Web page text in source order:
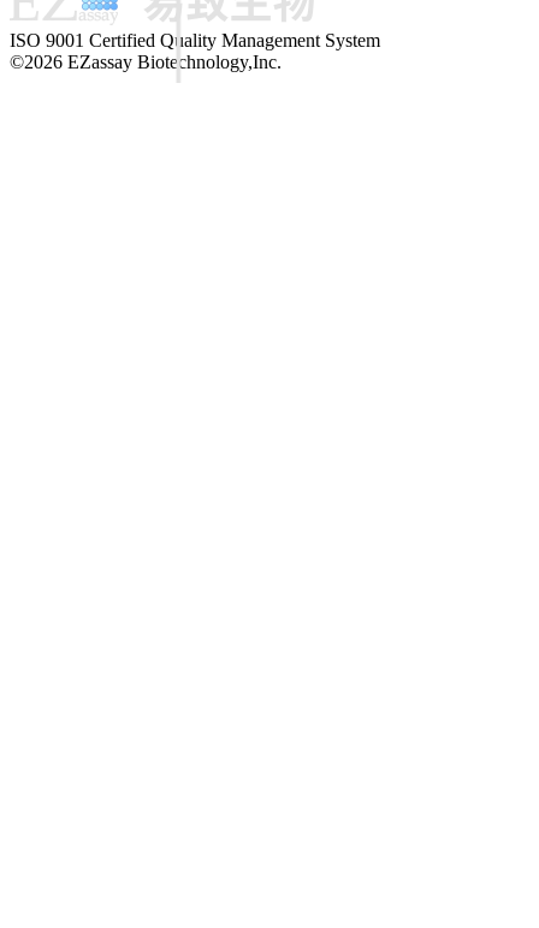
ISO 9001 Certified Quality Management System
©2026 EZassay Biotechnology,Inc.